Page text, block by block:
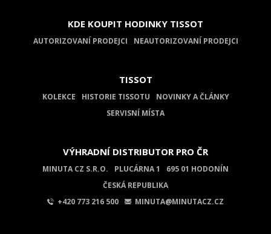
KDE KOUPIT HODINKY TISSOT
AUTORIZOVANÍ PRODEJCI NEAUTORIZOVANÍ PRODEJCI
TISSOT
KOLEKCE HISTORIE TISSOTU
NOVINKY A ČLÁNKY
SERVISNÍ MÍSTA
VÝHRADNÍ DISTRIBUTOR PRO ČR
MINUTA CZ S.R.O. PLUCÁRNA 1
695 01 HODONÍN
ČESKÁ REPUBLIKA
+420 773 216 500
MINUTA@MINUTACZ.CZ